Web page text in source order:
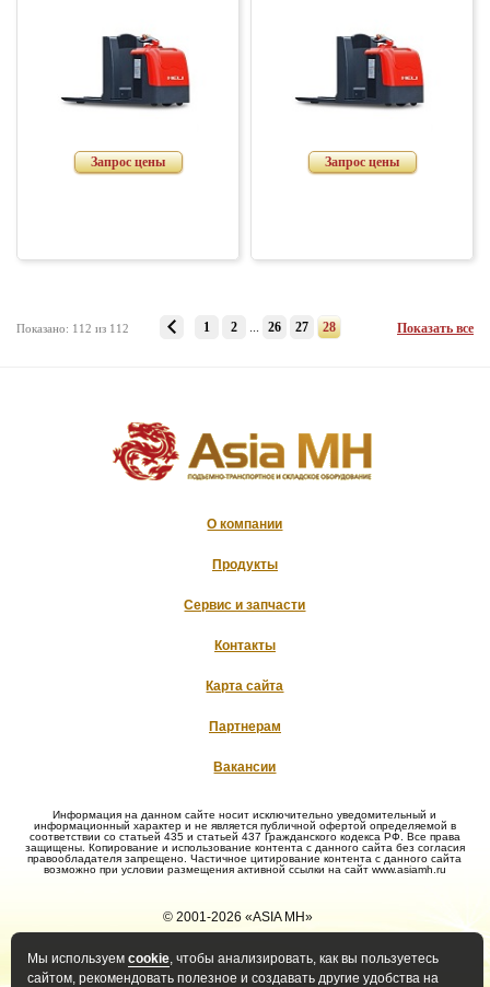
Запрос цены Запрос цены
Показано: 112 из 112 Показать все
1 2 ... 26 27 28
Мы используем cookie, чтобы анализировать, как вы пользуетесь
сайтом, рекомендовать полезное и создавать другие удобства на
О компании
Продукты
Сервис и запчасти
Контакты
Карта сайта
Партнерам
Вакансии
Информация на данном сайте носит исключительно уведомительный и
информационный характер и не является публичной офертой определяемой в
соответствии со статьей 435 и статьей 437 Гражданского кодекса РФ. Все права
защищены. Копирование и использование контента с данного сайта без согласия
правообладателя запрещено. Частичное цитирование контента с данного сайта
возможно при условии размещения активной ссылки на сайт www.asiamh.ru
© 2001-2026 «ASIA MH»
Политика конфиденциальности
Политика оператора в